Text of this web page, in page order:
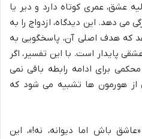
عشق، عمری کوتاه دارد و دیر یا
می دهد. این دیدگاه، ازدواج را به
که هدف اصلی آن، پاسخگویی به
پایدار است. با این تفسیر، اگر
برای ادامه رابطه باقی نمی
از هورمون ها تشبیه می شود که
باش اما دیوانه، نه!»، این